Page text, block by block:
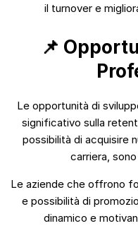
il turnover e
📌
Le opportunità di
significativo sulla
possibilità di acquisire
carriera,
Le aziende che offrono
e possibilità di
dinamico e